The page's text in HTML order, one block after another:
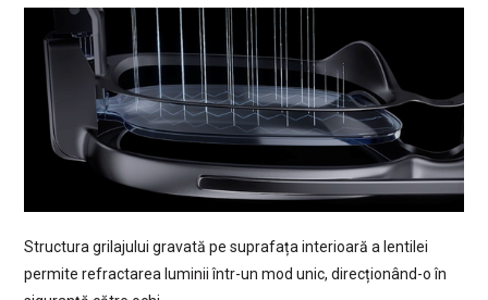
Structura grilajului gravată pe suprafața interioară a lentilei
permite refractarea luminii într-un mod unic, direcționând-o în